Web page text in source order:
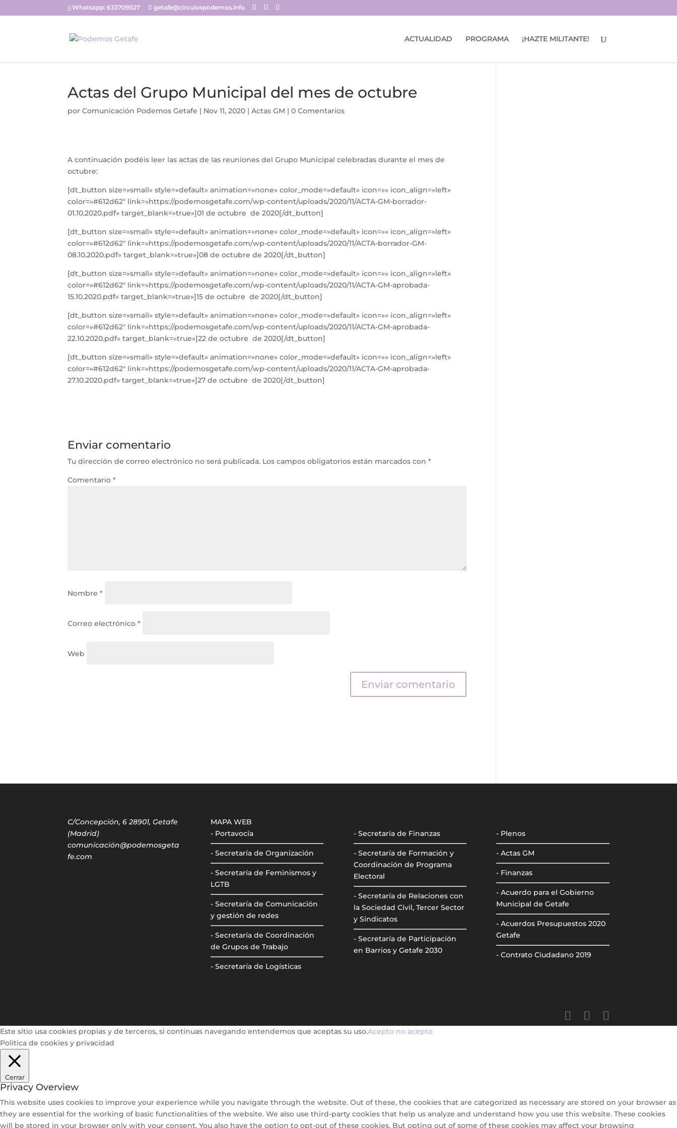
Whatsapp: 633709527 getafe@circulospodemos.info
ACTUALIDAD PROGRAMA ¡HAZTE MILITANTE!
Actas del Grupo Municipal del mes de octubre
porComunicación Podemos Getafe | Nov 11, 2020 |Actas GM |0 Comentarios
A continuación podéis leer las actas de las reuniones del Grupo Municipal celebradas durante el mes de
octubre:
[dt_button size=»small» style=»default» animation=»none» color_mode=»default» icon=»» icon_align=»left»
color=»#612d62″ link=»https://podemosgetafe.com/wp-content/uploads/2020/11/ACTA-GM-borrador-
01.10.2020.pdf» target_blank=»true»]01 de octubre de 2020[/dt_button]
[dt_button size=»small» style=»default» animation=»none» color_mode=»default» icon=»» icon_align=»left»
color=»#612d62″ link=»https://podemosgetafe.com/wp-content/uploads/2020/11/ACTA-borrador-GM-
08.10.2020.pdf» target_blank=»true»]08 de octubre de 2020[/dt_button]
[dt_button size=»small» style=»default» animation=»none» color_mode=»default» icon=»» icon_align=»left»
color=»#612d62″ link=»https://podemosgetafe.com/wp-content/uploads/2020/11/ACTA-GM-aprobada-
15.10.2020.pdf» target_blank=»true»]15 de octubre de 2020[/dt_button]
[dt_button size=»small» style=»default» animation=»none» color_mode=»default» icon=»» icon_align=»left»
color=»#612d62″ link=»https://podemosgetafe.com/wp-content/uploads/2020/11/ACTA-GM-aprobada-
22.10.2020.pdf» target_blank=»true»]22 de octubre de 2020[/dt_button]
[dt_button size=»small» style=»default» animation=»none» color_mode=»default» icon=»» icon_align=»left»
color=»#612d62″ link=»https://podemosgetafe.com/wp-content/uploads/2020/11/ACTA-GM-aprobada-
27.10.2020.pdf» target_blank=»true»]27 de octubre de 2020[/dt_button]
Enviar comentario
Tu dirección de correo electrónico no será publicada. Los campos obligatorios están marcados con*
Comentario*
Nombre*
Correo electrónico*
Web
C/Concepción, 6 28901, Getafe
(Madrid)
comunicación@podemosgeta
fe.com
MAPA WEB
- Portavocía
- Secretaría de Organización
- Secretaría de Feminismos y
LGTB
- Secretaría de Comunicación
y gestión de redes
- Secretaría de Coordinación
de Grupos de Trabajo
- Secretaría de Logísticas
- Secretaría de Finanzas
- Secretaría de Formación y
Coordinación de Programa
Electoral
- Secretaría de Relaciones con
la Sociedad Civil, Tercer Sector
y Sindicatos
- Secretaría de Participación
en Barrios y Getafe 2030
- Plenos
- Actas GM
- Finanzas
- Acuerdo para el Gobierno
Municipal de Getafe
- Acuerdos Presupuestos 2020
Getafe
- Contrato Ciudadano 2019
Este sitio usa cookies propias y de terceros, si continuas navegando entendemos que aceptas su uso.Acepto no acepto
Política de cookies y privacidad
Cerrar
Privacy Overview
This website uses cookies to improve your experience while you navigate through the website. Out of these, the cookies that are categorized as necessary are stored on your browser as
they are essential for the working of basic functionalities of the website. We also use third-party cookies that help us analyze and understand how you use this website. These cookies
will be stored in your browser only with your consent. You also have the option to opt-out of these cookies. But opting out of some of these cookies may affect your browsing